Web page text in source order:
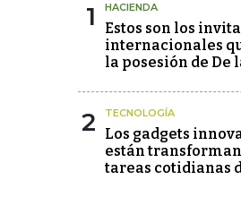
1 HACIENDA
Estos son los
internacionales
la posesión de De
2 TECNOLOGÍA
Los gadgets
están
tareas cotidianas